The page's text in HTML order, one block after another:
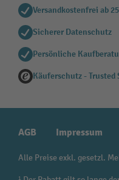
Versandkostenfrei ab
Sicherer Datenschutz
Persönliche
Käuferschutz - Trusted
AGB Impressum
Alle Preise exkl. gesetzl.